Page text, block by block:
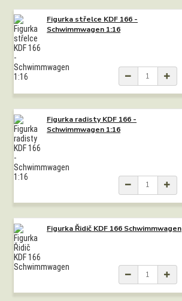
Figurka střelce KDF 166 -
Schwimmwagen 1:16
Figurka radisty KDF 166 -
Schwimmwagen 1:16
Figurka Řidič KDF 166 Schwimmwagen